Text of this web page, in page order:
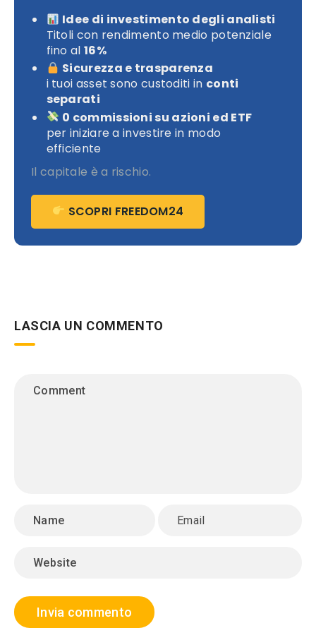
Idee di investimento degli analisti
Titoli con rendimento medio potenziale
fino al 16%
Sicurezza e trasparenza
i tuoi asset sono custoditi in conti
separati
0 commissioni su azioni ed ETF
per iniziare a investire in modo
efficiente
Il capitale è a rischio.
SCOPRI FREEDOM24
LASCIA UN COMMENTO